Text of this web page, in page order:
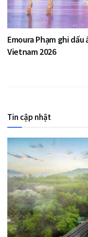
Emoura Phạm ghi
Vietnam 2026
Tin cập nhật